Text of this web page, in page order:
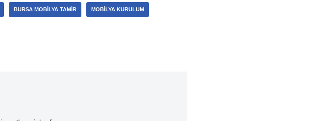
BURSA MOBILYA TAMIR MOBILYA KURULUM